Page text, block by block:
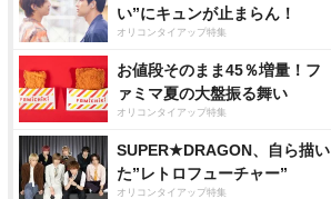
い”にキュンが止まらん！
オリコンタイアップ特集
お値段そのまま45％増量！フ
ァミマ夏の大盤振る舞い
オリコンタイアップ特集
SUPER★DRAGON、自ら描い
た”レトロフューチャー”
オリコンタイアップ特集